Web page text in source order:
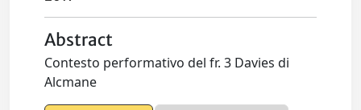
Abstract
Contesto performativo del fr. 3 Davies di
Alcmane